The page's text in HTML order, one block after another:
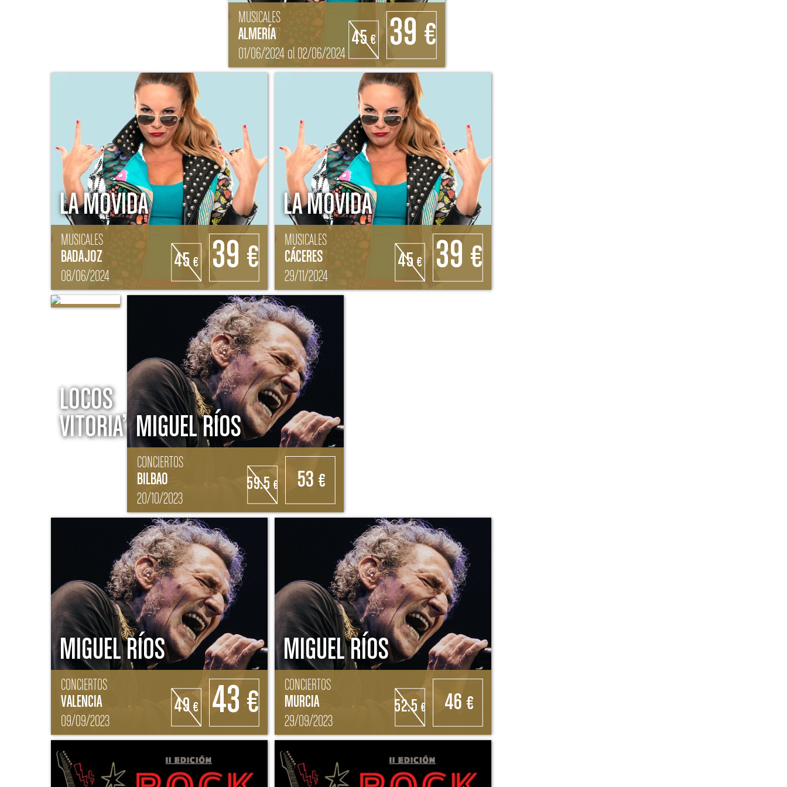
MUSICALES
ALMERÍA
01/06/2024 al 02/06/2024
45€ 39 €
LA MOVIDA
MUSICALES
BADAJOZ
08/06/2024
45€ 39 €
LA MOVIDA
MUSICALES
CÁCERES
29/11/2024
45€ 39 €
LOCOS
VITORIA’20MIGUEL RÍOS
CONCIERTOS
BILBAO
20/10/2023
59.5 € 53 €
MIGUEL RÍOS
CONCIERTOS
VALENCIA
09/09/2023
49€ 43 €
MIGUEL RÍOS
CONCIERTOS
MURCIA
29/09/2023
52.5 € 46 €